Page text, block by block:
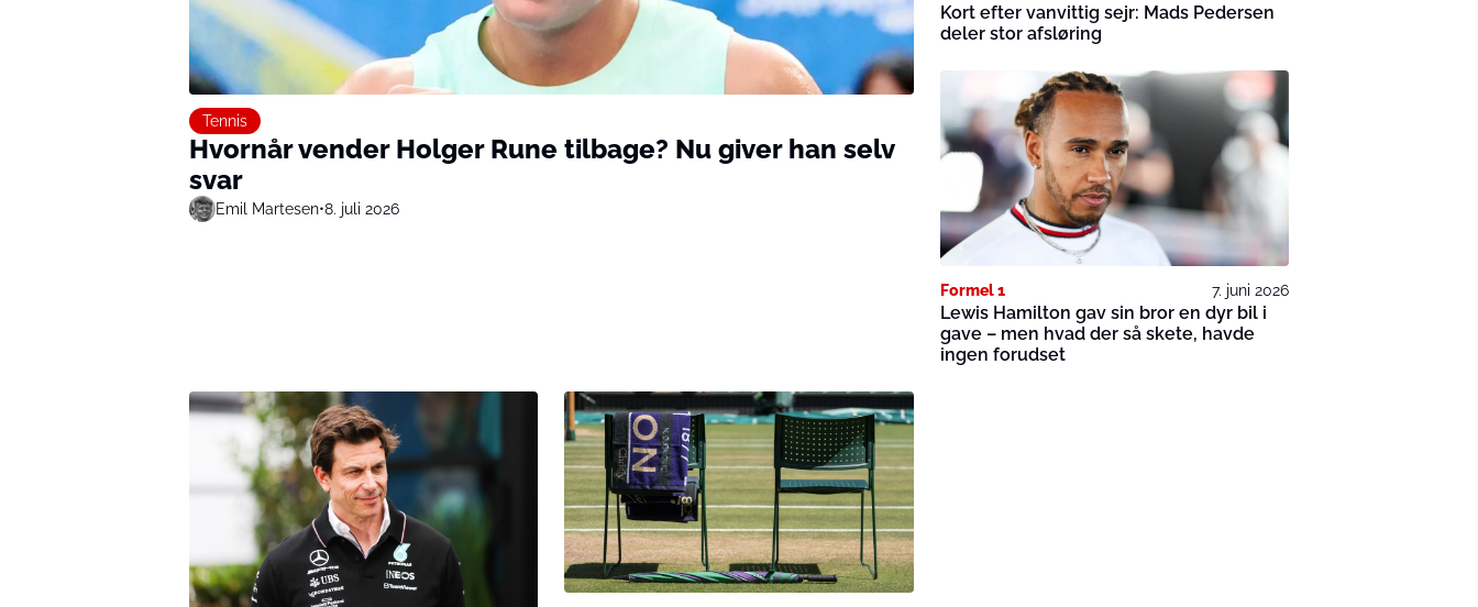
Tennis
Hvornår vender Holger Rune tilbage? Nu giver han selv
svar
Emil Martesen•8. juli 2026
Kort efter vanvittig sejr: Mads Pedersen
deler stor afsløring
Formel 1 7. juni 2026
Lewis Hamilton gav sin bror en dyr bil i
gave – men hvad der så skete, havde
ingen forudset